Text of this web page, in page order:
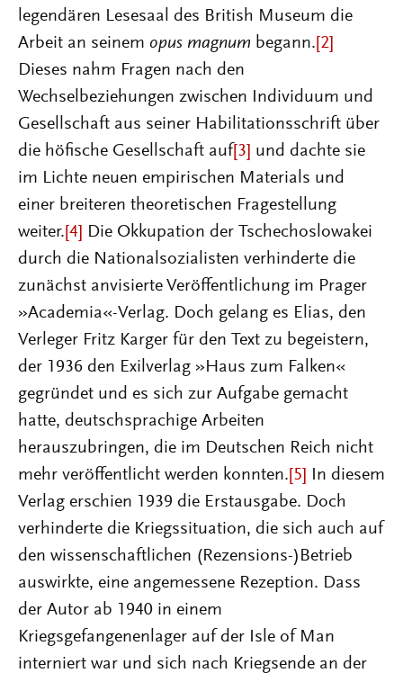
legendären Lesesaal des British Museum die
Arbeit an seinem opus magnum begann. [2]
Dieses nahm Fragen nach den
Wechselbeziehungen zwischen Individuum und
Gesellschaft aus seiner Habilitationsschrift über
die höfische Gesellschaft auf [3] und dachte sie
im Lichte neuen empirischen Materials und
einer breiteren theoretischen Fragestellung
weiter. [4] Die Okkupation der Tschechoslowakei
durch die Nationalsozialisten verhinderte die
zunächst anvisierte Veröffentlichung im Prager
»Academia«-Verlag. Doch gelang es Elias, den
Verleger Fritz Karger für den Text zu begeistern,
der 1936 den Exilverlag »Haus zum Falken«
gegründet und es sich zur Aufgabe gemacht
hatte, deutschsprachige Arbeiten
herauszubringen, die im Deutschen Reich nicht
mehr veröffentlicht werden konnten. [5]
In diesem
Verlag erschien 1939 die Erstausgabe. Doch
verhinderte die Kriegssituation, die sich auch auf
den wissenschaftlichen (Rezensions-)Betrieb
auswirkte, eine angemessene Rezeption. Dass
der Autor ab 1940 in einem
Kriegsgefangenenlager auf der Isle of Man
interniert war und sich nach Kriegsende an der